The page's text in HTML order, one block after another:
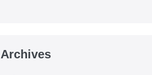
Archives